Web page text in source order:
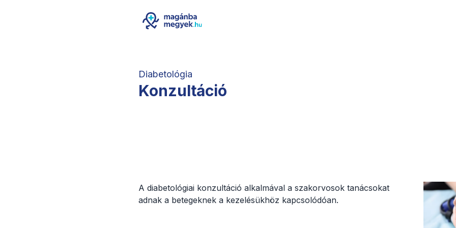
Diabetológia
Konzultáció
A diabetológiai konzultáció alkalmával a szakorvosok tanácsokat
adnak a betegeknek a kezelésükhöz kapcsolódóan.